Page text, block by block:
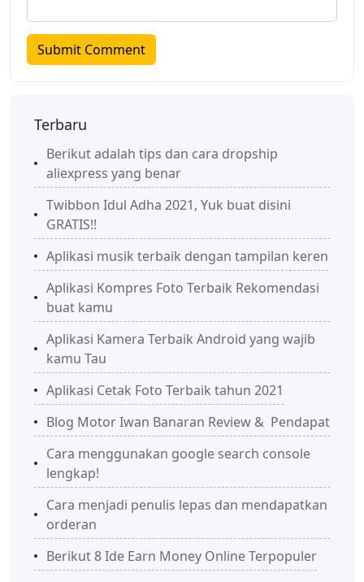
Terbaru
Berikut adalah tips dan cara dropship
aliexpress yang benar
Twibbon Idul Adha 2021, Yuk buat disini
GRATIS!!
Aplikasi musik terbaik dengan tampilan keren
Aplikasi Kompres Foto Terbaik Rekomendasi
buat kamu
Aplikasi Kamera Terbaik Android yang wajib
kamu Tau
Aplikasi Cetak Foto Terbaik tahun 2021
Blog Motor Iwan Banaran Review & Pendapat
Cara menggunakan google search console
lengkap!
Cara menjadi penulis lepas dan mendapatkan
orderan
Berikut 8 Ide Earn Money Online Terpopuler